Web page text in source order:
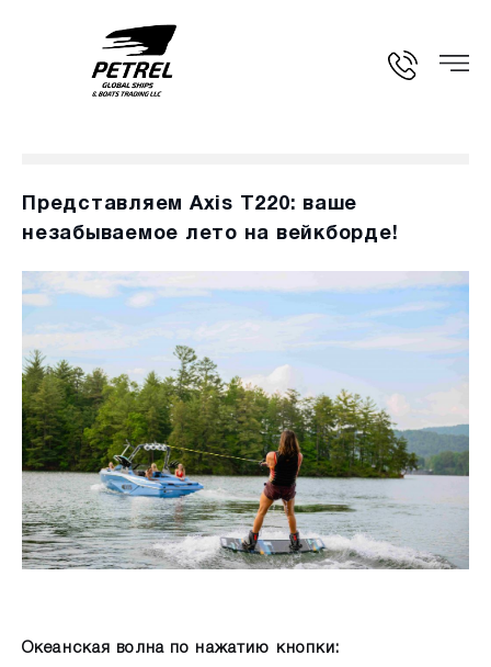
Представляем Axis T220: ваше
незабываемое лето на вейкборде!
Океанская волна по нажатию кнопки: